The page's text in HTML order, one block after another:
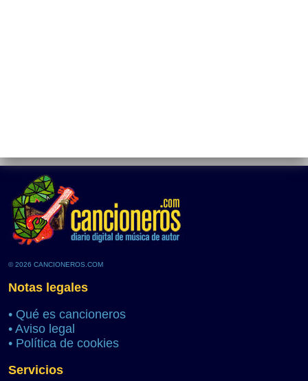
© 2026 CANCIONEROS.COM
Notas legales
• Qué es cancioneros
• Aviso legal
• Política de cookies
Servicios